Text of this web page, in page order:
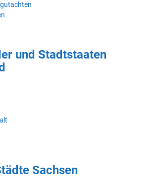
und Stadtstaaten
Sachsen